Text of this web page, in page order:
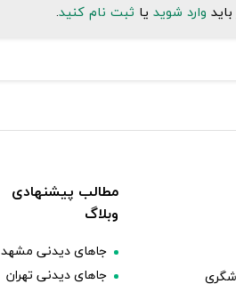
وارد شوید یا ثبت نام کنید.
مطالب پیشنهادی
وبلاگ
جاهای دیدنی مشهد
جاهای دیدنی تهران